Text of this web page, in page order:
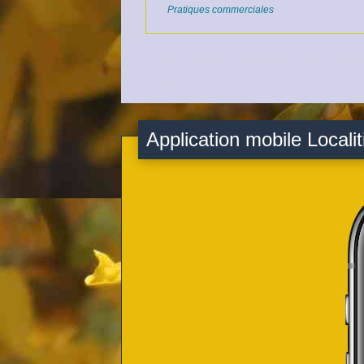
Pratiques commerciales
Application mobile